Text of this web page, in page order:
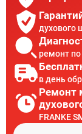
духового
ремонт
в день
Ремонт
FRANKE